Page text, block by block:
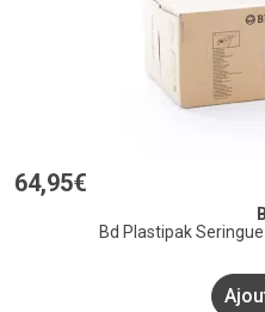
64,95€
Bd Plastipak